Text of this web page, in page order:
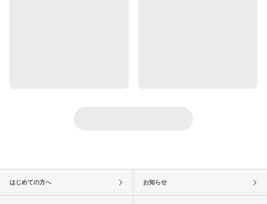
はじめての方へ お知らせ